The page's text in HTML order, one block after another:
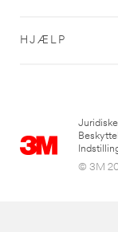
HJÆLP
© 3M